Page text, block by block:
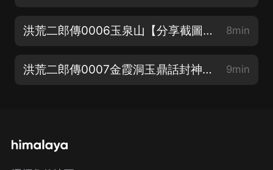
洪荒二郎傳0006玉泉山【分享截圖發到評論區，抽月卡】 8min
洪荒二郎傳0007金霞洞玉鼎話封神【分享、五星好評、訂閱評論，加更送月卡】 9min